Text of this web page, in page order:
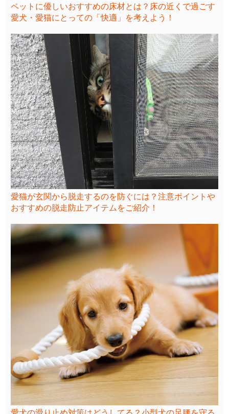
ペットに優しいおすすめの床材とは？床の近くで過ごす
愛犬・愛猫にとっての「快適」を考えよう！
愛猫が玄関から脱走するのを防ぐには？注意ポイントや
おすすめの脱走防止アイテムをご紹介！